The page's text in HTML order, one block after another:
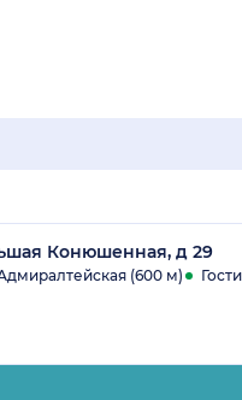
Конюшенная, д 29
(600 м)